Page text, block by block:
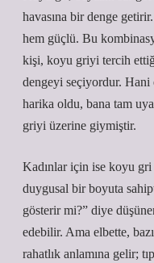
havasına bir denge
hem güçlü. Bu
kişi, koyu griyi tercih
dengeyi seçiyordur. Hani
harika oldu, bana tam
griyi üzerine giymiştir.
Kadınlar için ise koyu gri
duygusal bir boyuta
gösterir mi?” diye
edebilir. Ama elbette,
rahatlık anlamına gelir;